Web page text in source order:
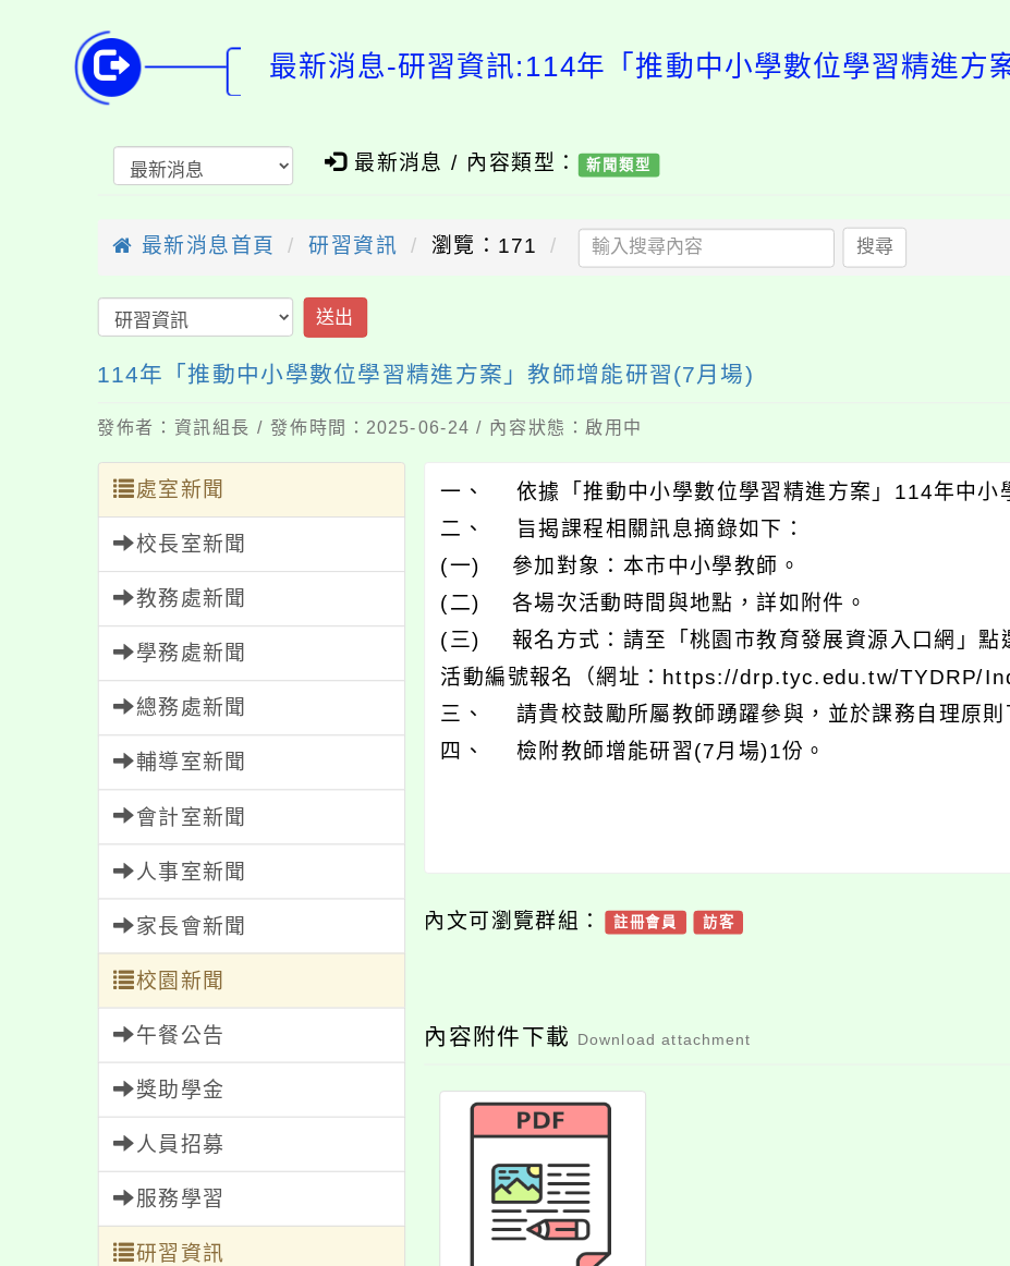
最新消息-研習資訊:114年「推動中小學數位學習精進方
最新消息 / 內容類型： 新聞類型
最新消息首頁 研習資訊 瀏覽：171 搜尋
送出
114年「推動中小學數位學習精進方案」教師增能研習(7月場)
發佈者：資訊組長 / 發佈時間：2025-06-24 / 內容狀態：啟用中
處室新聞
校長室新聞
教務處新聞
學務處新聞
總務處新聞
輔導室新聞
會計室新聞
人事室新聞
家長會新聞
校園新聞
午餐公告
獎助學金
人員招募
服務學習
研習資訊
一、 依據「推動中小學數位學習精進方案」114年中小
二、 旨揭課程相關訊息摘錄如下：
(一) 參加對象：本市中小學教師。
(二) 各場次活動時間與地點，詳如附件。
(三) 報名方式：請至「桃園市教育發展資源入口網」點
活動編號報名（網址：https://drp.tyc.edu.tw/TYDRP/
三、 請貴校鼓勵所屬教師踴躍參與，並於課務自理原則
四、 檢附教師增能研習(7月場)1份。
內文可瀏覽群組： 註冊會員 訪客
內容附件下載 Download attachment